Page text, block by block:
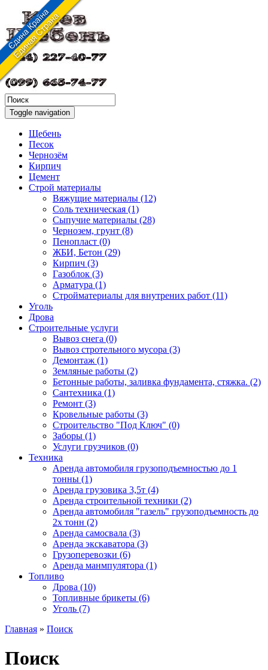
Toggle navigation
Щебень
Песок
Чернозём
Кирпич
Цемент
Строй материалы
Вяжущие материалы (12)
Соль техническая (1)
Сыпучие материалы (28)
Чернозем, грунт (8)
Пенопласт (0)
ЖБИ, Бетон (29)
Кирпич (3)
Газоблок (3)
Арматура (1)
Стройматериалы для внутрених работ (11)
Уголь
Дрова
Строительные услуги
Вывоз снега (0)
Вывоз стротельного мусора (3)
Демонтаж (1)
Земляные работы (2)
Бетонные работы, заливка фундамента, стяжка. (2)
Сантехника (1)
Ремонт (3)
Кровельные работы (3)
Строительство "Под Ключ" (0)
Заборы (1)
Услуги грузчиков (0)
Техника
Аренда автомобиля грузоподъемностью до 1
тонны (1)
Аренда грузовика 3,5т (4)
Аренда строительной техники (2)
Аренда автомобиля "газель" грузоподъемность до
2х тонн (2)
Аренда самосвала (3)
Аренда экскаватора (3)
Грузоперевозки (6)
Аренда манмпулятора (1)
Топливо
Дрова (10)
Топливные брикеты (6)
Уголь (7)
Главная » Поиск
Поиск